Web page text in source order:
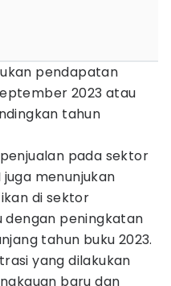
pendapatan
2023 atau
tahun
pada sektor
menunjukan
di sektor
dengan peningkatan
tahun buku 2023.
yang dilakukan
baru dan